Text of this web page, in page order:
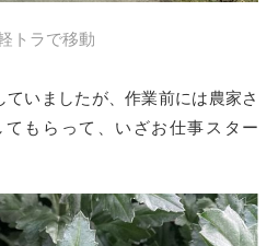
トラで移動
いましたが、作業前には農家さ
もらって、いざお仕事スター